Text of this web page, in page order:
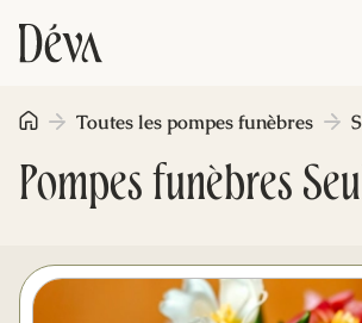
Obsèques
Prévoyance
Monument funéraire
Pompes funèbres
Toutes les pompes funèbres